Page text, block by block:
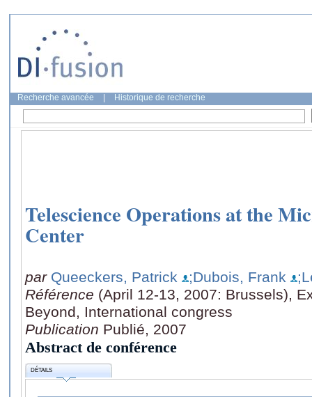
Recherche avancée Historique de recherche
Telescience Operations at the
Center
par Queeckers, Patrick ;Dubois, Frank
Référence (April 12-13, 2007: Brussels),
Beyond, International congress
Publication Publié, 2007
Abstract de conférence
DÉTAILS